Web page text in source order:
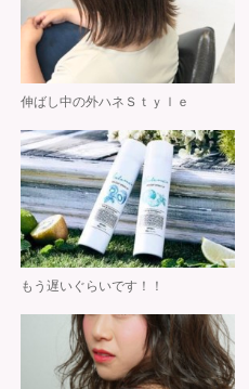
伸ばし中の外ハネＳｔｙｌｅ
もう遅いぐらいです！！